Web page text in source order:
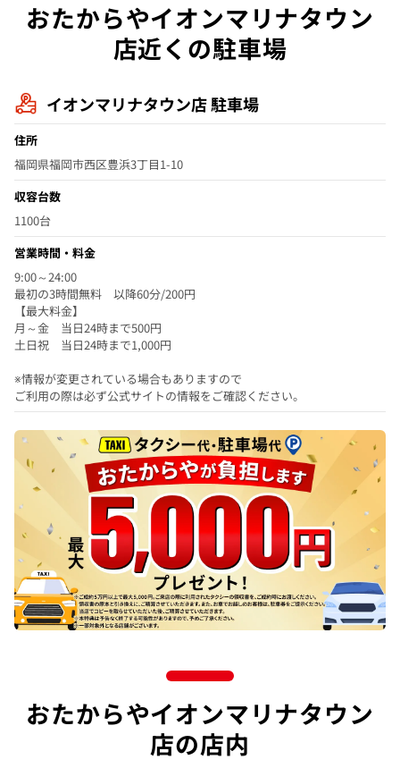
おたからやイオンマリナタウン
店近くの駐車場
イオンマリナタウン店 駐車場
住所
福岡県福岡市西区豊浜3丁目1-10
収容台数
1100台
営業時間・料金
9:00～24:00
最初の3時間無料 以降60分/200円
【最大料金】
月～金 当日24時まで500円
土日祝 当日24時まで1,000円
※情報が変更されている場合もありますので
ご利用の際は必ず公式サイトの情報をご確認ください。
おたからやイオンマリナタウン
店の店内